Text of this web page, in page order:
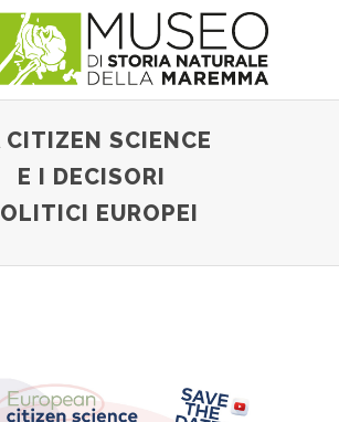
CITIZEN SCIENCE
E I DECISORI
EUROPEI